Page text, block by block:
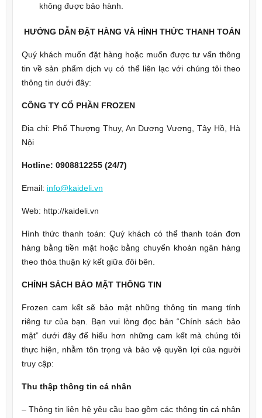
không được bảo hành.
HƯỚNG DẪN ĐẶT HÀNG VÀ HÌNH THỨC THANH TOÁN
Quý khách muốn đặt hàng hoặc muốn được tư vấn thông
tin về sản phẩm dịch vụ có thể liên lạc với chúng tôi theo
thông tin dưới đây:
CÔNG TY CỔ PHẦN FROZEN
Địa chỉ: Phố Thượng Thụy, An Dương Vương, Tây Hồ, Hà
Nội
Hotline: 0908812255 (24/7)
Email: info@kaideli.vn
Web: http://kaideli.vn
Hình thức thanh toán: Quý khách có thể thanh toán đơn
hàng bằng tiền mặt hoặc bằng chuyển khoản ngân hàng
theo thỏa thuận ký kết giữa đôi bên.
CHÍNH SÁCH BẢO MẬT THÔNG TIN
Frozen cam kết sẽ bảo mật những thông tin mang tính
riêng tư của bạn. Bạn vui lòng đọc bản “Chính sách bảo
mật” dưới đây để hiểu hơn những cam kết mà chúng tôi
thực hiện, nhằm tôn trọng và bảo vệ quyền lợi của người
truy cập:
Thu thập thông tin cá nhân
– Thông tin liên hệ yêu cầu bao gồm các thông tin cá nhân